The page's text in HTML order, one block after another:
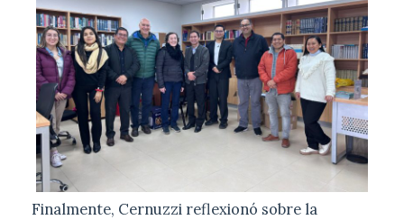
Finalmente, Cernuzzi reflexionó sobre la